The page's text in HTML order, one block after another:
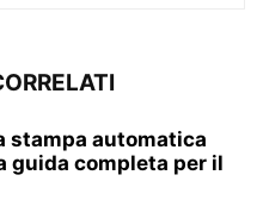
stampa automatica
guida completa per il